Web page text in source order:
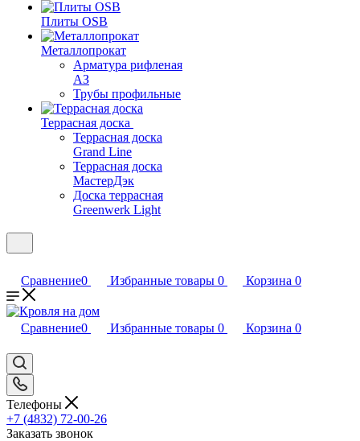
Плиты OSB
Металлопрокат
Арматура рифленая
АЗ
Трубы профильные
Террасная доска
Террасная доска
Grand Line
Террасная доска
МастерДэк
Доска террасная
Greenwerk Light
Сравнение0 Избранные товары 0 Корзина 0
Сравнение0 Избранные товары 0 Корзина 0
Телефоны
+7 (4832) 72-00-26
Заказать звонок